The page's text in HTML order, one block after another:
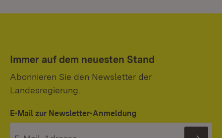
Immer auf dem neuesten Stand
Abonnieren Sie den Newsletter der
Landesregierung.
E-Mail zur Newsletter-Anmeldung